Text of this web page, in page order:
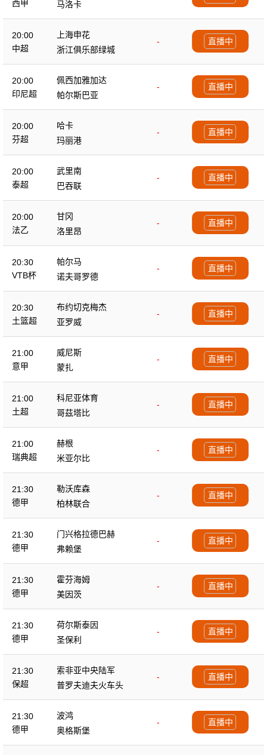
西甲
马洛卡
20:00
中超
上海申花
-
浙江俱乐部绿城
直播中
20:00
印尼超
佩西加雅加达
-
帕尔斯巴亚
直播中
20:00
芬超
哈卡
-
玛丽港
直播中
20:00
泰超
武里南
-
巴吞联
直播中
20:00
法乙
甘冈
-
洛里昂
直播中
20:30
VTB杯
帕尔马
-
诺夫哥罗德
直播中
20:30
土篮超
布约切克梅杰
-
亚罗威
直播中
21:00
意甲
威尼斯
-
蒙扎
直播中
21:00
土超
科尼亚体育
-
哥茲塔比
直播中
21:00
瑞典超
赫根
-
米亚尔比
直播中
21:30
德甲
勒沃库森
-
柏林联合
直播中
21:30
德甲
门兴格拉德巴赫
-
弗赖堡
直播中
21:30
德甲
霍芬海姆
-
美因茨
直播中
21:30
德甲
荷尔斯泰因
-
圣保利
直播中
21:30
保超
索非亚中央陆军
-
普罗夫迪夫火车头
直播中
21:30
德甲
波鸿
-
奥格斯堡
直播中